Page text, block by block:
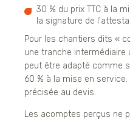
30 % du prix TTC à la
la signature de
Pour les chantiers dits «
une tranche intermédiaire
peut être adapté comme
60 % à la mise en
précisée au devis.
Les acomptes perçus ne